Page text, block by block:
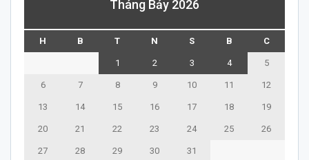
Tháng Bảy 2026
H B T N S B C
1 2 3 4 5
6 7 8 9 10 11 12
13 14 15 16 17 18 19
20 21 22 23 24 25 26
27 28 29 30
31